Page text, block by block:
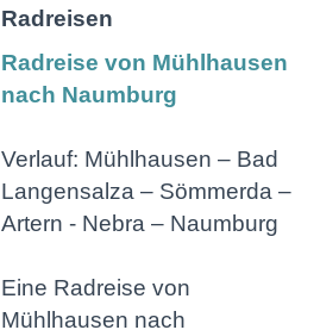
Radreisen
Radreise von Mühlhausen
nach Naumburg
Verlauf: Mühlhausen – Bad
Langensalza – Sömmerda –
Artern - Nebra – Naumburg
Eine Radreise von
Mühlhausen nach